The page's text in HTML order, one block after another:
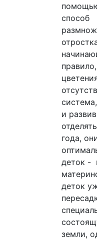
способ
и
года,
деток -
деток
земли,